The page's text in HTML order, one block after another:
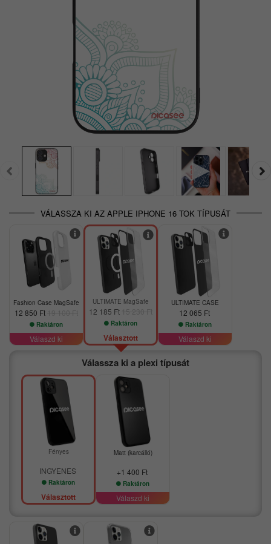
VÁLASSZA KI AZ APPLE IPHONE 16 TOK TÍPUSÁT
Fashion Case MagSafe
12 850 Ft
Raktáron
Válaszd ki
-20%
ULTIMATE MagSafe
12 185 Ft
Raktáron
Választott
ULTIMATE CASE
12 065 Ft
Raktáron
Válaszd ki
Válassza ki a plexi típusát
Fényes
INGYENES
Raktáron
Választott
Matt (karcálló)
+1 400 Ft
Raktáron
Válaszd ki